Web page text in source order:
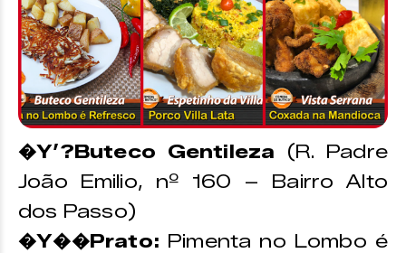
�Y’?Buteco Gentileza (R. Padre
João Emilio, nº 160 – Bairro Alto
dos Passo)
�Y��Prato: Pimenta no Lombo é